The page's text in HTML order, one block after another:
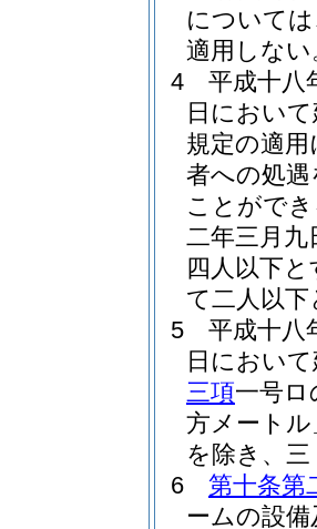
について
適用しない
4
平成十八
日におい
規定の適
者への処
ことがで
二年三月
四人以下
て二人以
5
平成十八
日におい
三項一号ロ
方メート
を除き、
6
第十条第
ームの設